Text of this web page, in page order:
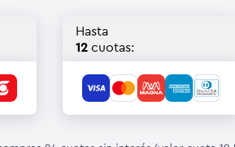
Hasta
12 cuotas: